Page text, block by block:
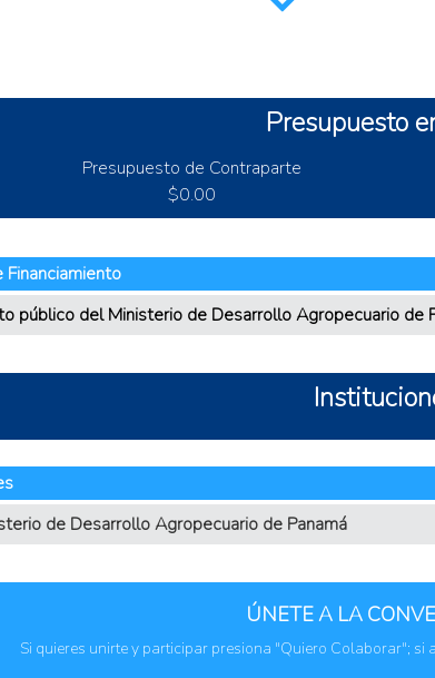
Presupuesto
Presupuesto de Contraparte
$0.00
Financiamiento
público del Ministerio de Desarrollo Agropecuario de
de Desarrollo Agropecuario de Panamá
ÚNETE A LA
Si quieres unirte y participar presiona "Quiero Colaborar"; si